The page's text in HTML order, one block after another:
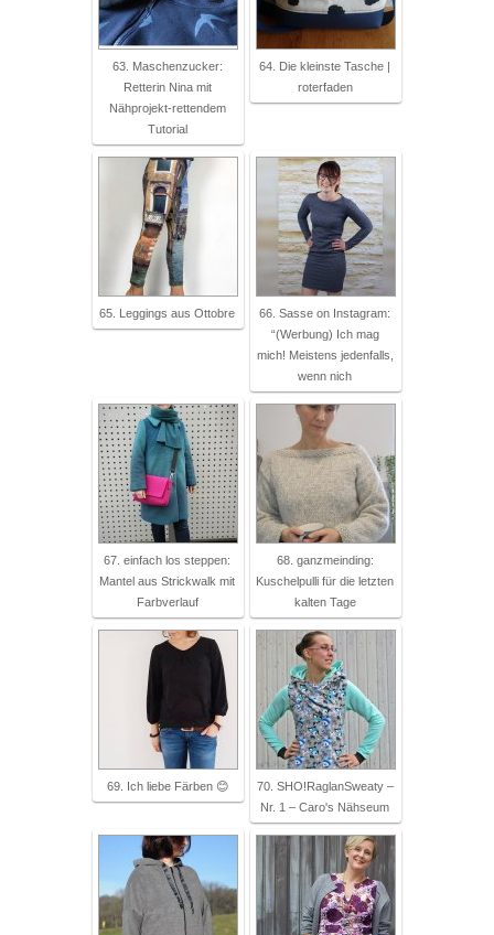
63. Maschenzucker:
Retterin Nina mit
Nähprojekt-rettendem
Tutorial
64. Die kleinste Tasche |
roterfaden
65. Leggings aus Ottobre
66. Sasse on Instagram:
“(Werbung) Ich mag
mich! Meistens jedenfalls,
wenn nich
67. einfach los steppen:
Mantel aus Strickwalk mit
Farbverlauf
68. ganzmeinding:
Kuschelpulli für die letzten
kalten Tage
69. Ich liebe Färben 😊
70. SHO!RaglanSweaty –
Nr. 1 – Caro's Nähseum